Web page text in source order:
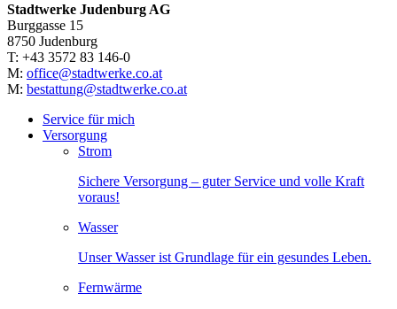
Stadtwerke Judenburg AG
Burggasse 15
8750 Judenburg
T: +43 3572 83 146-0
M: office@stadtwerke.co.at
M: bestattung@stadtwerke.co.at
Service für mich
Versorgung
Strom
Sichere Versorgung – guter Service und volle Kraft
voraus!
Wasser
Unser Wasser ist Grundlage für ein gesundes Leben.
Fernwärme